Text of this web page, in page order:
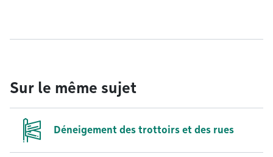
Sur le même sujet
Déneigement des trottoirs et des rues